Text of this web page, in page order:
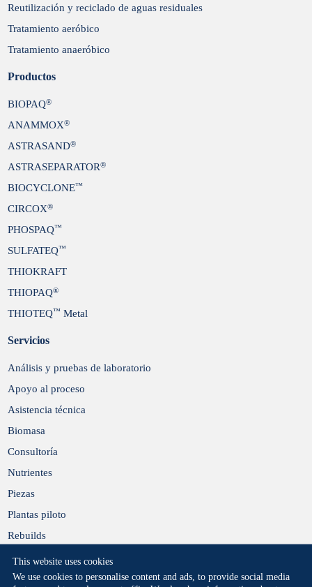
This website uses cookies
We use cookies to personalise content and ads, to provide social media
Reutilización y reciclado de aguas residuales
Tratamiento aeróbico
Tratamiento anaeróbico
Productos
BIOPAQ®
ANAMMOX®
ASTRASAND®
ASTRASEPARATOR®
BIOCYCLONE™
CIRCOX®
PHOSPAQ™
SULFATEQ™
THIOKRAFT
THIOPAQ®
THIOTEQ™ Metal
Servicios
Análisis y pruebas de laboratorio
Apoyo al proceso
Asistencia técnica
Biomasa
Consultoría
Nutrientes
Piezas
Plantas piloto
Rebuilds